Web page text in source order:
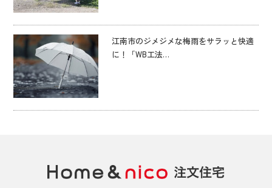
江南市のジメジメな梅雨をサラッと快適
に！「WB工法…